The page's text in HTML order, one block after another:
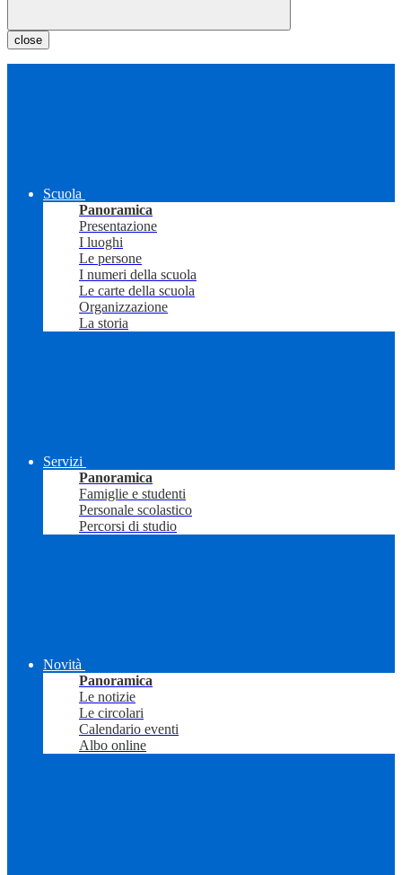
close
Scuola
Panoramica
Presentazione
I luoghi
Le persone
I numeri della scuola
Le carte della scuola
Organizzazione
La storia
Servizi
Panoramica
Famiglie e studenti
Personale scolastico
Percorsi di studio
Novità
Panoramica
Le notizie
Le circolari
Calendario eventi
Albo online